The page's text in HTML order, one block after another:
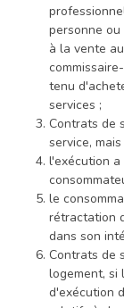
personne
à la vente
tenu
services ;
Contrats de
service,
l'exécution a
le
rétractation
dans son
Contrats de
logement, si
d'exécution